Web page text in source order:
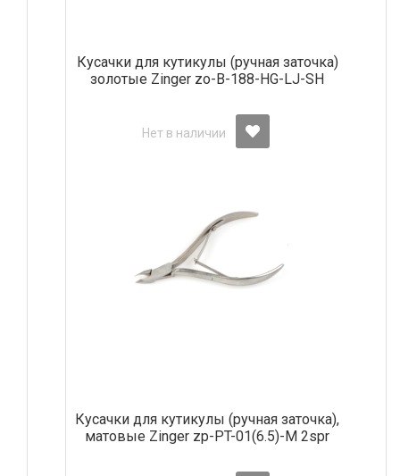
Кусачки для кутикулы (ручная заточка)
золотые Zinger zo-B-188-HG-LJ-SH
Нет в наличии
Кусачки для кутикулы (ручная заточка),
матовые Zinger zp-PT-01(6.5)-M 2spr